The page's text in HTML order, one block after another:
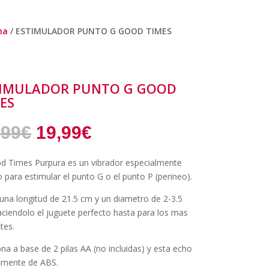
/ ESTIMULADOR PUNTO G GOOD TIMES
PUNTO G GOOD
€ El
precio
original
era:
29,99€.
19,99€
actual
es:
19,99€.
Times Purpura es un vibrador especialmente
para estimular el punto G o el punto P (perineo).
longitud de 21.5 cm y un diametro de 2-3.5
el juguete perfecto hasta para los mas
a base de 2 pilas AA (no incluidas) y esta echo
de ABS.